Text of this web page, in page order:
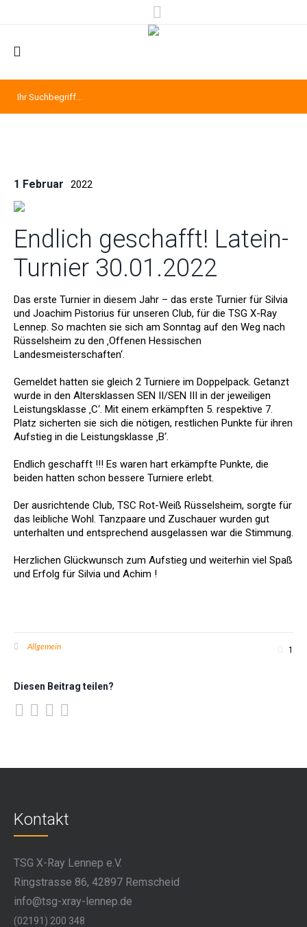
1 Februar 2022
Endlich geschafft! Latein-
Turnier 30.01.2022
Das erste Turnier in diesem Jahr – das erste Turnier für Silvia
und Joachim Pistorius für unseren Club, für die TSG X-Ray
Lennep. So machten sie sich am Sonntag auf den Weg nach
Rüsselsheim zu den ‚Offenen Hessischen
Landesmeisterschaften‘.
Gemeldet hatten sie gleich 2 Turniere im Doppelpack. Getanzt
wurde in den Altersklassen SEN II/SEN III in der jeweiligen
Leistungsklasse ‚C‘. Mit einem erkämpften 5. respektive 7.
Platz sicherten sie sich die nötigen, restlichen Punkte für ihren
Aufstieg in die Leistungsklasse ‚B‘.
Endlich geschafft !!! Es waren hart erkämpfte Punkte, die
beiden hatten schon bessere Turniere erlebt.
Der ausrichtende Club, TSC Rot-Weiß Rüsselsheim, sorgte für
das leibliche Wohl. Tanzpaare und Zuschauer wurden gut
unterhalten und entsprechend ausgelassen war die Stimmung.
Herzlichen Glückwunsch zum Aufstieg und weiterhin viel Spaß
und Erfolg für Silvia und Achim !
1
Allgemein
Diesen Beitrag teilen?
Kontakt
TSG X-Ray Lennep e.V.
Ringstrasse 86, 42897 Remscheid
info@tsg-xray-lennep.de
(02191) 200 348